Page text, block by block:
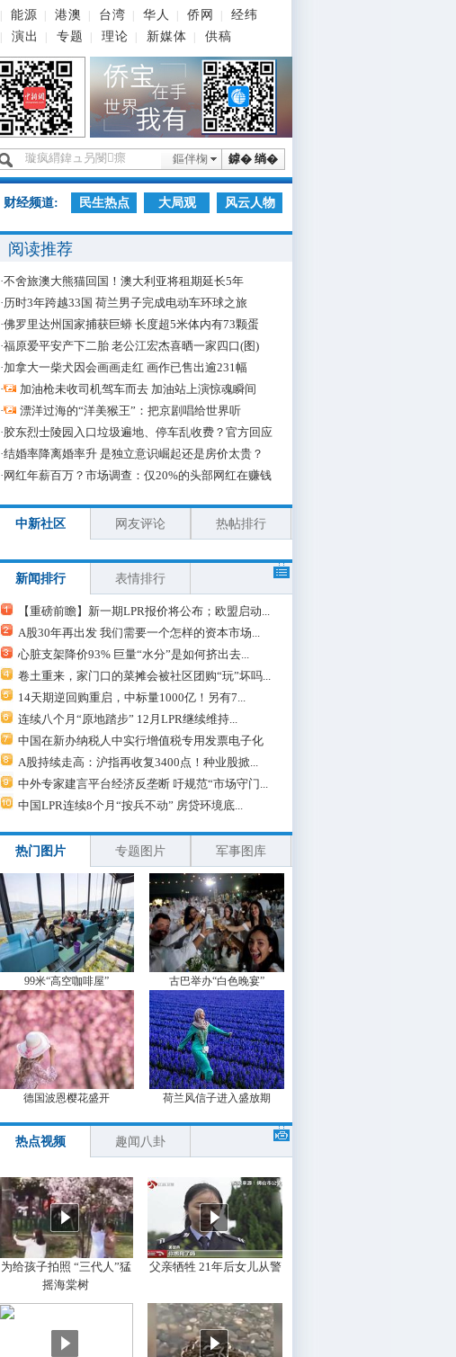
能源 港澳 台湾 华人 侨网
经纬
演出 专题 理论 新媒体 供稿
鎼� 绱�
鏂伴椈
财经频道: 民生热点 大局观 风云人物
阅读推荐
·不舍旅澳大熊猫回国！澳大利亚将租期延长5年
·历时3年跨越33国 荷兰男子完成电动车环球之旅
·佛罗里达州国家捕获巨蟒 长度超5米体内有73颗蛋
·福原爱平安产下二胎 老公江宏杰喜晒一家四口(图)
·加拿大一柴犬因会画画走红 画作已售出逾231幅
·
加油枪未收司机驾车而去 加油站上演惊魂瞬间
·
漂洋过海的“洋美猴王”：把京剧唱给世界听
·胶东烈士陵园入口垃圾遍地、停车乱收费？官方回应
·结婚率降离婚率升 是独立意识崛起还是房价太贵？
· 网红年薪百万？市场调查：仅20%的头部网红在赚钱
中新社区 网友评论 热帖排行
新闻排行 表情排行
【重磅前瞻】新一期LPR报价将公布；欧盟启动...
A股30年再出发 我们需要一个怎样的资本市场...
心脏支架降价93% 巨量“水分”是如何挤出去...
卷土重来，家门口的菜摊会被社区团购“玩”坏吗...
14天期逆回购重启，中标量1000亿！另有7...
连续八个月“原地踏步” 12月LPR继续维持...
中国在新办纳税人中实行增值税专用发票电子化
A股持续走高：沪指再收复3400点！种业股掀...
中外专家建言平台经济反垄断 吁规范“市场守门...
中国LPR连续8个月“按兵不动” 房贷环境底...
热门图片 专题图片 军事图库
99米“高空咖啡屋” 古巴举办“白色晚宴”
德国波恩樱花盛开 荷兰风信子进入盛放期
热点视频 趣闻八卦
为给孩子拍照 “三代人”猛
摇海棠树
父亲牺牲 21年后女儿从警